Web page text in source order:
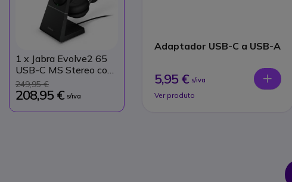
1 x Jabra Evolve2 65
USB-C MS Stereo com
suporte de carga -
Preto
249,95 €
208,95 € s/iva
Adaptador USB-C a USB-A
5,95 € s/iva
Ver produto